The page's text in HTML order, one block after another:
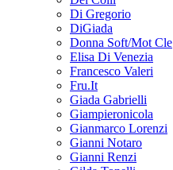
Di Gregorio
DiGiada
Donna Soft/Mot Cle
Elisa Di Venezia
Francesco Valeri
Fru.It
Giada Gabrielli
Giampieronicola
Gianmarco Lorenzi
Gianni Notaro
Gianni Renzi